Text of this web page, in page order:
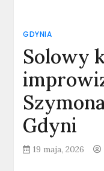
GDYNIA
Solowy
Gdyni
19 maja, 2026